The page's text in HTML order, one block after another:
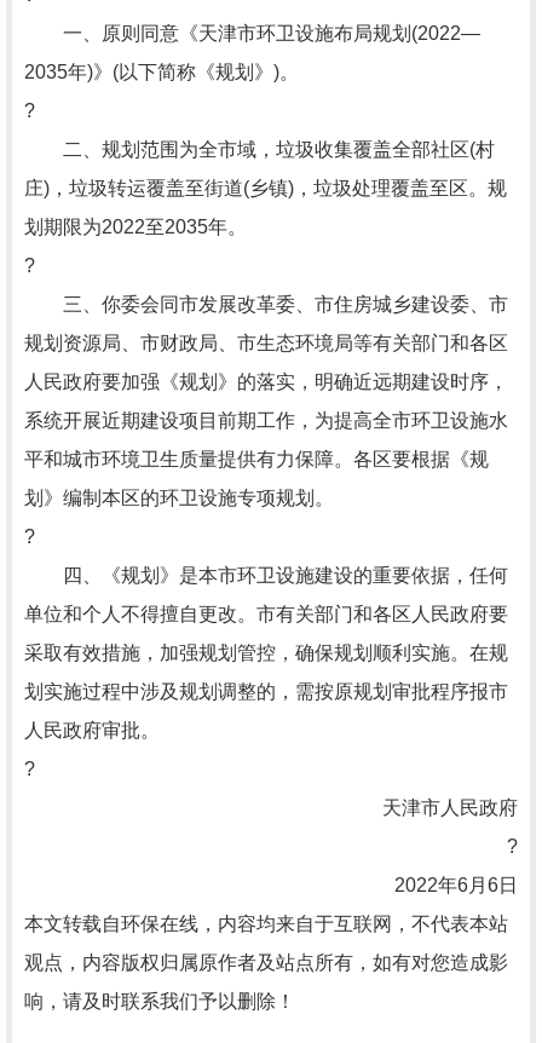
一、原则同意《天津市环卫设施布局规划(2022—
2035年)》(以下简称《规划》)。
?
二、规划范围为全市域，垃圾收集覆盖全部社区(村
庄)，垃圾转运覆盖至街道(乡镇)，垃圾处理覆盖至区。规
划期限为2022至2035年。
?
三、你委会同市发展改革委、市住房城乡建设委、市
规划资源局、市财政局、市生态环境局等有关部门和各区
人民政府要加强《规划》的落实，明确近远期建设时序，
系统开展近期建设项目前期工作，为提高全市环卫设施水
平和城市环境卫生质量提供有力保障。各区要根据《规
划》编制本区的环卫设施专项规划。
?
四、《规划》是本市环卫设施建设的重要依据，任何
单位和个人不得擅自更改。市有关部门和各区人民政府要
采取有效措施，加强规划管控，确保规划顺利实施。在规
划实施过程中涉及规划调整的，需按原规划审批程序报市
人民政府审批。
?
天津市人民政府
?
2022年6月6日
本文转载自环保在线，内容均来自于互联网，不代表本站
观点，内容版权归属原作者及站点所有，如有对您造成影
响，请及时联系我们予以删除！